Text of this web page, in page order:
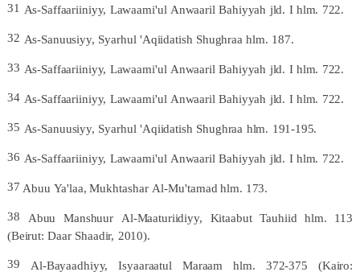
31 As-Saffaariiniyy, Lawaami'ul Anwaaril Bahiyyah jld. I hlm. 722.
32 As-Sanuusiyy, Syarhul 'Aqiidatish Shughraa hlm. 187.
33 As-Saffaariiniyy, Lawaami'ul Anwaaril Bahiyyah jld. I hlm. 722.
34 As-Saffaariiniyy, Lawaami'ul Anwaaril Bahiyyah jld. I hlm. 722.
35 As-Sanuusiyy, Syarhul 'Aqiidatish Shughraa hlm. 191-195.
36 As-Saffaariiniyy, Lawaami'ul Anwaaril Bahiyyah jld. I hlm. 722.
37 Abuu Ya'laa, Mukhtashar Al-Mu'tamad hlm. 173.
38 Abuu Manshuur Al-Maaturiidiyy, Kitaabut Tauhiid hlm.
113
(Beirut: Daar Shaadir, 2010).
39 Al-Bayaadhiyy, Isyaaraatul Maraam hlm. 372-375
(Kairo: